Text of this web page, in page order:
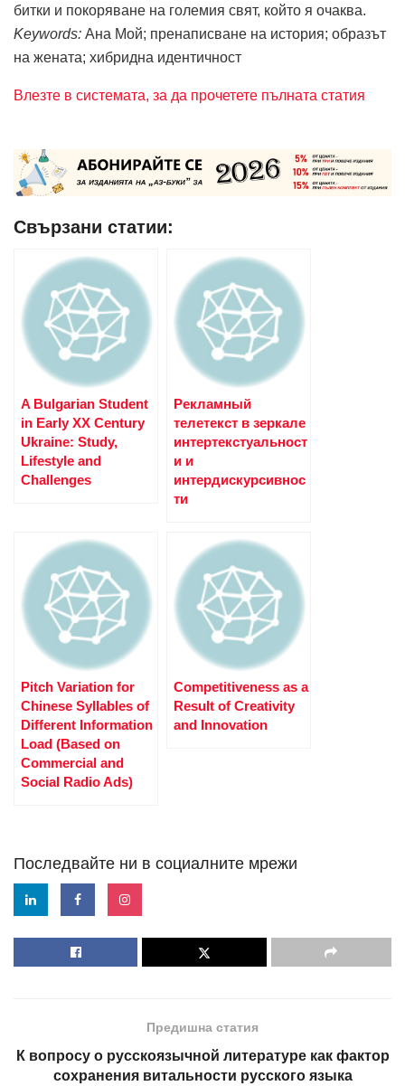
битки и покоряване на големия свят, който я очаква.
Keywords: Ана Мой; пренаписване на история; образът
на жената; хибридна идентичност
Влезте в системата, за да прочетете пълната статия
Свързани статии:
A Bulgarian Student
in Early XX Century
Ukraine: Study,
Lifestyle and
Challenges
Рекламный
телетекст в зеркале
интертекстуальност
и и
интердискурсивнос
ти
Pitch Variation for
Chinese Syllables of
Different Information
Load (Based on
Commercial and
Social Radio Ads)
Competitiveness as a
Result of Creativity
and Innovation
Последвайте ни в социалните мрежи
Предишна статия
К вопросу о русскоязычной литературе как фактор
сохранения витальности русского языка